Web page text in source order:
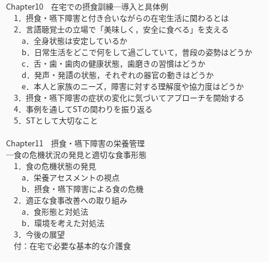
Chapter10 在宅での摂食訓練─導入と具体例
1．摂食・嚥下障害と付き合いながらの在宅生活に関わるとは
2．言語聴覚士の立場で「美味しく，安全に食べる」を支える
a．全身状態は安定しているか
b．日常生活をどこで何をして過ごしていて，普段の姿勢はどうか
c．舌・歯・歯肉の健康状態，歯磨きの習慣はどうか
d．発声・発語の状態，それぞれの器官の動きはどうか
e．本人と家族のニーズ，障害に対する理解度や協力度はどうか
3．摂食・嚥下障害の症状の変化に気づいてアプローチを開始する
4．事例を通してSTの関わりを振り返る
5．STとして大切なこと
Chapter11 摂食・嚥下障害の栄養管理
─食の危機状況の発見と適切な食事形態
1．食の危機状態の発見
a．栄養アセスメントの視点
b．摂食・嚥下障害による食の危機
2．適正な食事改善への取り組み
a．食形態と対処法
b．環境を考えた対処法
3．今後の展望
付：在宅で必要な基本的な介護食